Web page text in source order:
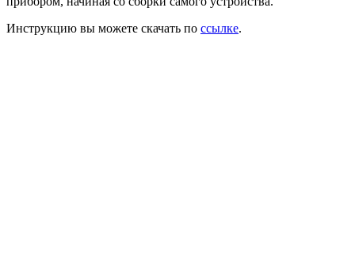
Инструкцию вы можете скачать по ссылке.